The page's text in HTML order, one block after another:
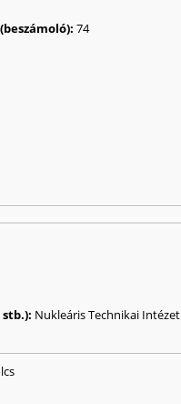
74
Nukleáris Technikai Intézet